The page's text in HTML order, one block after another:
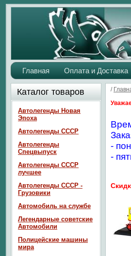
Главная Оплата и Доставка
/
-
-
Каталог товаров
Автолегенды Новая
Эпоха
Автолегенды СССР
Автолегенды
Спецвыпуск
Автолегенды СССР
лучшее
Автолегенды СССР -
Грузовики
Автомобиль на службе
Легендарные советские
Автомобили
Полицейские машины
мира